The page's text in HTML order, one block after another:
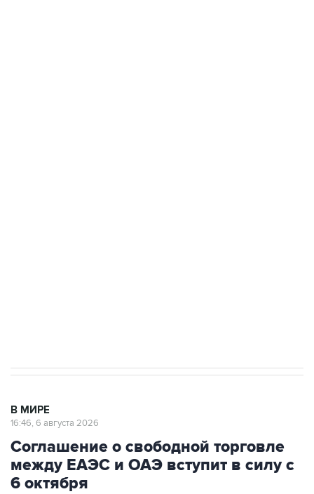
В МИРЕ
16:46, 6 августа 2026
Соглашение о свободной торговле
между ЕАЭС и ОАЭ вступит в силу с
6 октября